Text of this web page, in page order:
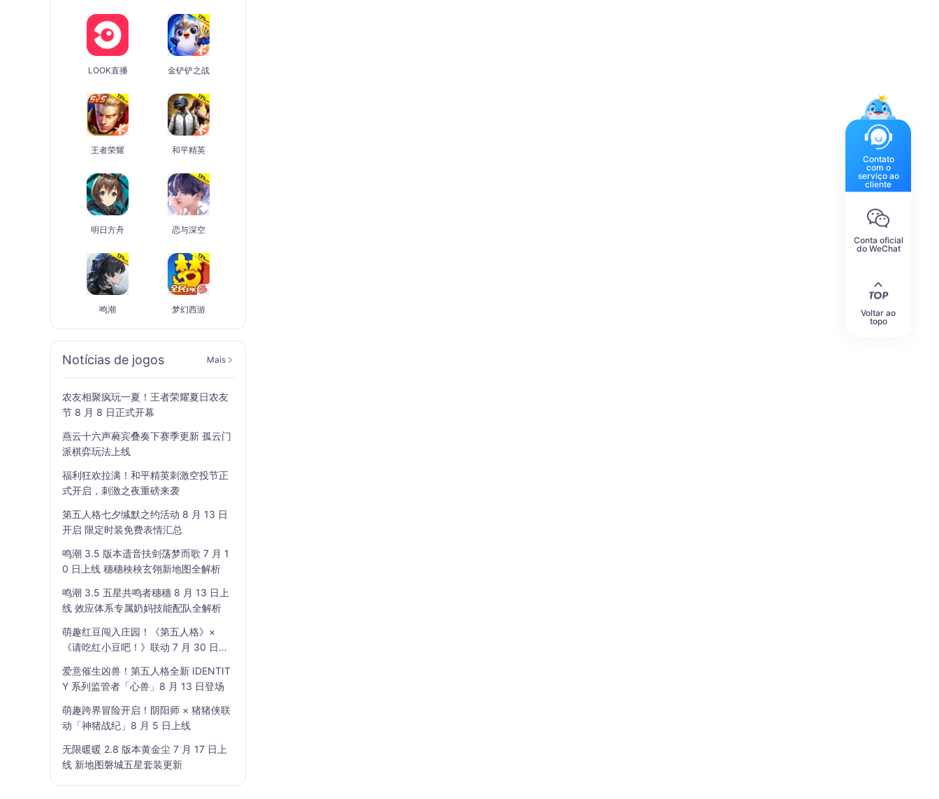
LOOK直播 金铲铲之战
王者荣耀 和平精英
明日方舟 恋与深空
鸣潮 梦幻西游
Notícias de jogos Mais
农友相聚疯玩一夏！王者荣耀夏日农友
节 8 月 8 日正式开幕
燕云十六声蕤宾叠奏下赛季更新 孤云门
派棋弈玩法上线
福利狂欢拉满！和平精英刺激空投节正
式开启，刺激之夜重磅来袭
第五人格七夕缄默之约活动 8 月 13 日
开启 限定时装免费表情汇总
鸣潮 3.5 版本遗音扶剑荡梦而歌 7 月 1
0 日上线 穗穗秧秧玄翎新地图全解析
鸣潮 3.5 五星共鸣者穗穗 8 月 13 日上
线 效应体系专属奶妈技能配队全解析
萌趣红豆闯入庄园！《第五人格》×
《请吃红小豆吧！》联动 7 月 30 日开
爱意催生凶兽！第五人格全新 IDENTIT
Y 系列监管者「心兽」8 月 13 日登场
萌趣跨界冒险开启！阴阳师 × 猪猪侠联
动「神猪战纪」8 月 5 日上线
无限暖暖 2.8 版本黄金尘 7 月 17 日上
线 新地图磐城五星套装更新
Contato
com o
serviço ao
cliente
Conta oficial
do WeChat
Voltar ao
topo